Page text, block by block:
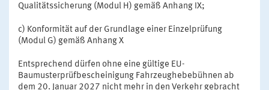
Qualitätssicherung (Modul H) gemäß Anhang IX;
c) Konformität auf der Grundlage einer Einzelprüfung
(Modul G) gemäß Anhang X
Entsprechend dürfen ohne eine gültige EU-
Baumusterprüfbescheinigung Fahrzeughebebühnen ab
dem 20. Januar 2027 nicht mehr in den Verkehr gebracht